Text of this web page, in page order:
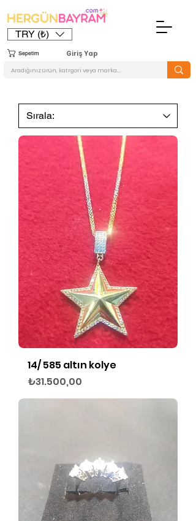
Sepetim Giriş Yap
TRY (₺)
14/ 585 altın kolye
Fiyat
₺31.500,00